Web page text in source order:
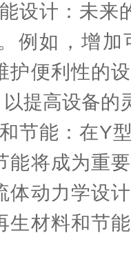
计：未来
例如，增
护便利性的
提高设备的
能：在Y型
能将成为重
体动力学设
生材料和节